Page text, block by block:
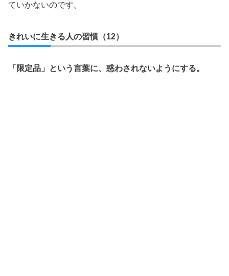
ていかないのです。
きれいに生きる人の習慣（12）
「限定品」という言葉に、惑わされないようにする。